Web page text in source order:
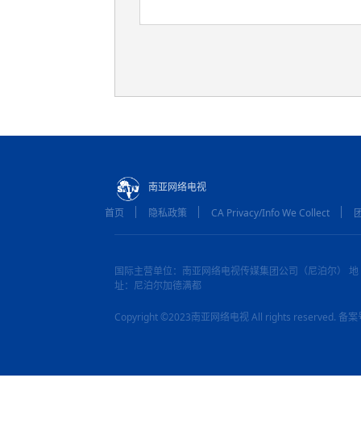
南亚网络电视
首页
隐私政策 CA Privacy/Info We Collect
国际主营单位：南亚网络电视传媒集团公司（尼泊尔） 地
址：尼泊尔加德满都
Copyright ©2023南亚网络电视 All rights reserved. 备